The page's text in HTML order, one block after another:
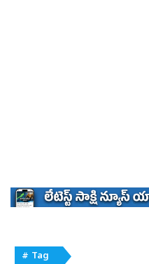
# Tag